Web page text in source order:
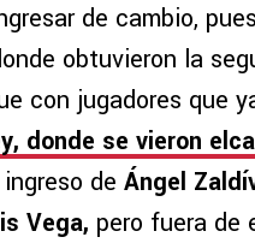
de cambio,
obtuvieron la
con jugadores que
donde se vieron
de Ángel
Vega, pero fuera de